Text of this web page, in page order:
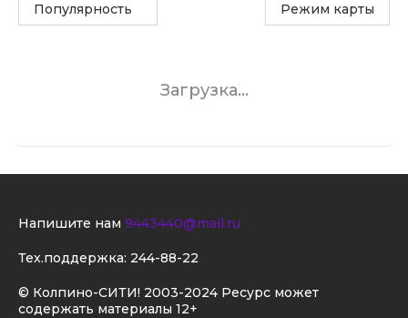
Популярность Режим карты
Загрузка...
© Колпино-СИТИ! 2003-2024 Ресурс может
содержать материалы 12+
Напишите нам 9443440@mail.ru
Тех.поддержка: 244-88-22